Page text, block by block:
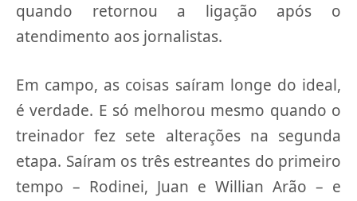
quando retornou a ligação após o
atendimento aos jornalistas.
Em campo, as coisas saíram longe do ideal,
é verdade. E só melhorou mesmo quando o
treinador fez sete alterações na segunda
etapa. Saíram os três estreantes do primeiro
tempo – Rodinei, Juan e Willian Arão – e